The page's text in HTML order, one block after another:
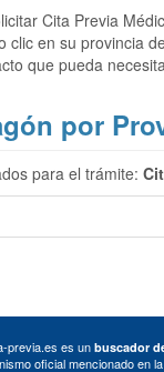
Cita Previa
clic en su provincia
que pueda
por
para el trámite:
es un buscador
oficial mencionado en